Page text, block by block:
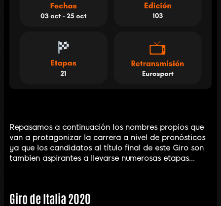
Repasamos a continuación los nombres propios que
van a protagonizar la carrera a nivel de pronósticos
ya que los candidatos al título final de este Giro son
tambien aspirantes a llevarse numerosas etapas...
Giro de Italia 2020